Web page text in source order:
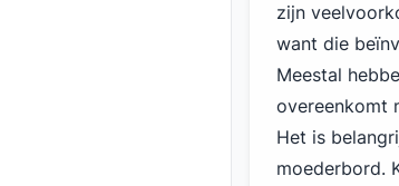
zijn
want die
Meestal
overeenkomt
Het is
moederbord.